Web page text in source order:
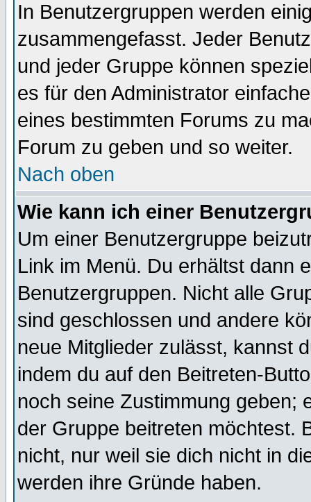
In Benutzergruppen werden
zusammengefasst. Jeder
und jeder Gruppe können
es für den Administrator
eines bestimmten Forums zu
Forum zu geben und so weiter.
Nach oben
Wie kann ich einer
Um einer Benutzergruppe
Link im Menü. Du erhältst dann
Benutzergruppen. Nicht alle
sind geschlossen und andere
neue Mitglieder zulässt, kannst
indem du auf den Beitreten-
noch seine Zustimmung geben;
der Gruppe beitreten möchtest.
nicht, nur weil sie dich nicht in
werden ihre Gründe haben.